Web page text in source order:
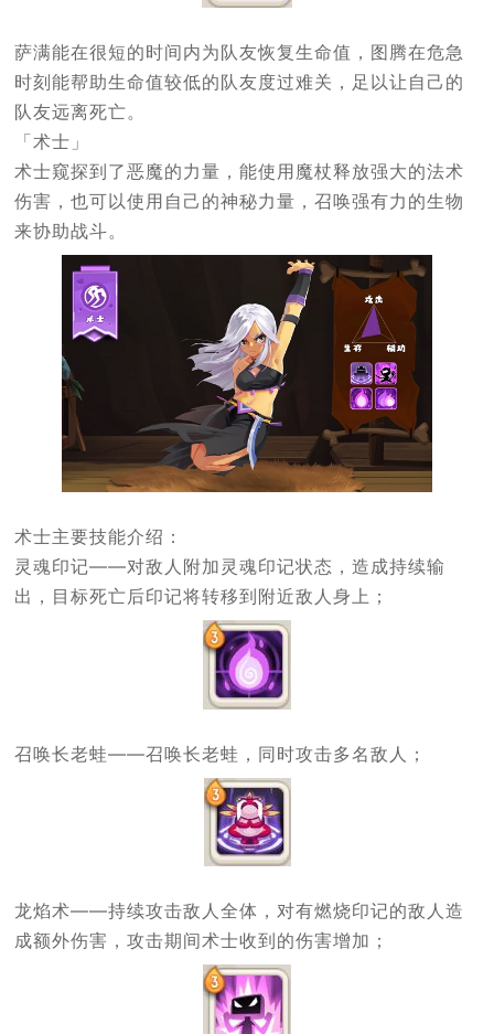
萨满能在很短的时间内为队友恢复生命值，图腾在危急
时刻能帮助生命值较低的队友度过难关，足以让自己的
队友远离死亡。
「术士」
术士窥探到了恶魔的力量，能使用魔杖释放强大的法术
伤害，也可以使用自己的神秘力量，召唤强有力的生物
来协助战斗。
术士主要技能介绍：
灵魂印记——对敌人附加灵魂印记状态，造成持续输
出，目标死亡后印记将转移到附近敌人身上；
召唤长老蛙——召唤长老蛙，同时攻击多名敌人；
龙焰术——持续攻击敌人全体，对有燃烧印记的敌人造
成额外伤害，攻击期间术士收到的伤害增加；